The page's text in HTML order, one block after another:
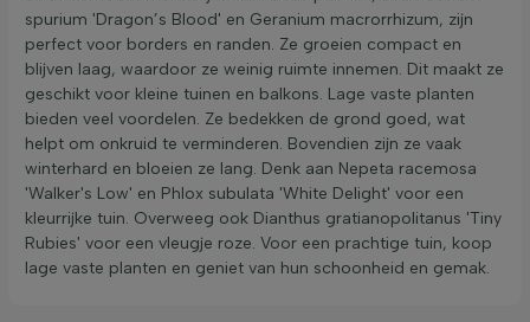
spurium 'Dragon’s Blood' en Geranium macrorrhizum, zijn
perfect voor borders en randen. Ze groeien compact en
blijven laag, waardoor ze weinig ruimte innemen. Dit maakt ze
geschikt voor kleine tuinen en balkons. Lage vaste planten
bieden veel voordelen. Ze bedekken de grond goed, wat
helpt om onkruid te verminderen. Bovendien zijn ze vaak
winterhard en bloeien ze lang. Denk aan Nepeta racemosa
'Walker's Low' en Phlox subulata 'White Delight' voor een
kleurrijke tuin. Overweeg ook Dianthus gratianopolitanus 'Tiny
Rubies' voor een vleugje roze. Voor een prachtige tuin, koop
lage vaste planten en geniet van hun schoonheid en gemak.